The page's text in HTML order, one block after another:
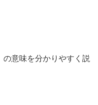
の意味を分かりやすく説